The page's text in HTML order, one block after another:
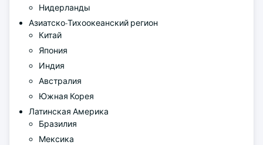
Нидерланды
Азиатско-Тихоокеанский регион
Китай
Япония
Индия
Австралия
Южная Корея
Латинская Америка
Бразилия
Мексика